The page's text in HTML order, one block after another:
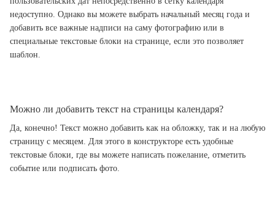
недоступно. Однако вы можете выбрать начальный месяц года и
добавить все важные надписи на саму фотографию или в
специальные текстовые блоки на странице, если это позволяет
шаблон.
Можно ли добавить текст на страницы календаря?
Да, конечно! Текст можно добавить как на обложку, так и на любую
страницу с месяцем. Для этого в конструкторе есть удобные
текстовые блоки, где вы можете написать пожелание, отметить
событие или подписать фото.